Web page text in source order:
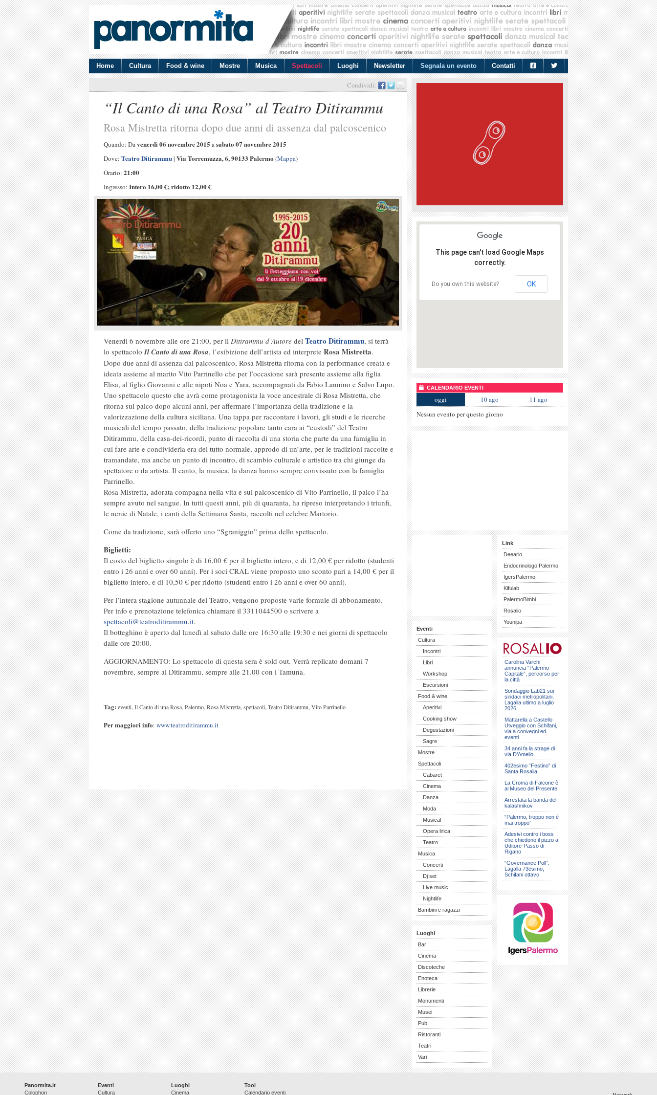
Home Cultura Food & wine Mostre Musica Spettacoli Luoghi Newsletter Segnala un evento Contatti
Condividi:
“Il Canto di una Rosa” al Teatro Ditirammu
Rosa Mistretta ritorna dopo due anni di assenza dal palcoscenico
Quando: Davenerdì 06 novembre 2015 asabato 07 novembre 2015
Dove: Teatro Ditirammu| Via Torremuzza, 6, 90133 Palermo (Mappa)
Orario: 21:00
Ingresso: Intero 16,00 €; ridotto 12,00 €
Venerdi 6 novembre alle ore 21:00, per il Ditirammu d’Autore del Teatro Ditirammu, si terrà
lo spettacoloIl Canto di una Rosa, l’esibizione dell’artista ed interprete Rosa Mistretta.
Dopo due anni di assenza dal palcoscenico, Rosa Mistretta ritorna con la performance creata e
ideata assieme al marito Vito Parrinello che per l’occasione sarà presente assieme alla figlia
Elisa, al figlio Giovanni e alle nipoti Noa e Yara, accompagnati da Fabio Lannino e Salvo Lupo.
Uno spettacolo questo che avrà come protagonista la voce ancestrale di Rosa Mistretta, che
ritorna sul palco dopo alcuni anni, per affermare l’importanza della tradizione e la
valorizzazione della cultura siciliana. Una tappa per raccontare i lavori, gli studi e le ricerche
musicali del tempo passato, della tradizione popolare tanto cara ai “custodi” del Teatro
Ditirammu, della casa-dei-ricordi, punto di raccolta di una storia che parte da una famiglia in
cui fare arte e condividerla era del tutto normale, approdo di un’arte, per le tradizioni raccolte e
tramandate, ma anche un punto di incontro, di scambio culturale e artistico tra chi giunge da
spettatore o da artista. Il canto, la musica, la danza hanno sempre convissuto con la famiglia
Parrinello.
Rosa Mistretta, adorata compagna nella vita e sul palcoscenico di Vito Parrinello, il palco l’ha
sempre avuto nel sangue. In tutti questi anni, più di quaranta, ha ripreso interpretando i triunfi,
le nenie di Natale, i canti della Settimana Santa, raccolti nel celebre Martorio.
Come da tradizione, sarà offerto uno “Sgraniggio” prima dello spettacolo.
Biglietti:
Il costo del biglietto singolo è di 16,00 € per il biglietto intero, e di 12,00 € per ridotto (studenti
entro i 26 anni e over 60 anni). Per i soci CRAL viene proposto uno sconto pari a 14,00 € per il
biglietto intero, e di 10,50 € per ridotto (studenti entro i 26 anni e over 60 anni).
Per l’intera stagione autunnale del Teatro, vengono proposte varie formule di abbonamento.
Per info e prenotazione telefonica chiamare il 3311044500 o scrivere a
spettacoli@teatroditirammu.it.
Il botteghino è aperto dal lunedì al sabato dalle ore 16:30 alle 19:30 e nei giorni di spettacolo
dalle ore 20:00.
AGGIORNAMENTO: Lo spettacolo di questa sera è sold out. Verrà replicato domani 7
novembre, sempre al Ditirammu, sempre alle 21.00 con i Tamuna.
Tag: eventi,Il Canto di una Rosa,Palermo,Rosa Mistretta,spettacoli,Teatro Ditirammu,Vito Parrinello
Per maggiori info: www.teatroditirammu.it
This page can't load Google Maps
correctly.
Do you own this website? OK
CALENDARIO EVENTI
oggi 10 ago
11 ago
Nessun evento per questo giorno
Eventi
Cultura
Incontri
Libri
Workshop
Escursioni
Food & wine
Aperitivi
Cooking show
Degustazioni
Sagre
Mostre
Spettacoli
Cabaret
Cinema
Danza
Moda
Musical
Opera lirica
Teatro
Musica
Concerti
Dj set
Live music
Nightlife
Bambini e ragazzi
Luoghi
Bar
Cinema
Discoteche
Enoteca
Librerie
Monumenti
Musei
Pub
Ristoranti
Teatri
Vari
Link
Deeario
Endocrinologo Palermo
IgersPalermo
Kifulab
PalermoBimbi
Rosalio
Younipa
Carolina Varchi
annuncia “Palermo
Capitale”, percorso per
la città
Sondaggio Lab21 sui
sindaci metropolitani,
Lagalla ultimo a luglio
2026
Mattarella a Castello
Utveggio con Schifani,
via a convegni ed
eventi
34 anni fa la strage di
via D’Amelio
402esimo “Festino” di
Santa Rosalia
La Croma di Falcone è
al Museo del Presente
Arrestata la banda del
kalashnikov
“Palermo, troppo non è
mai troppo”
Adesivi contro i boss
che chiedono il pizzo a
Uditore-Passo di
Rigano
“Governance Poll”:
Lagalla 73esimo,
Schifani ottavo
Panormita.it
Colophon
Eventi
Cultura
Luoghi
Cinema
Tool
Calendario eventi